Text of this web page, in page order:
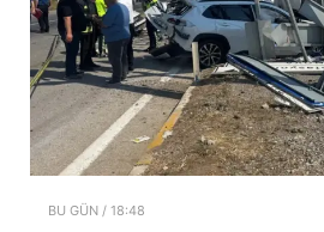
BU GÜN / 18:48